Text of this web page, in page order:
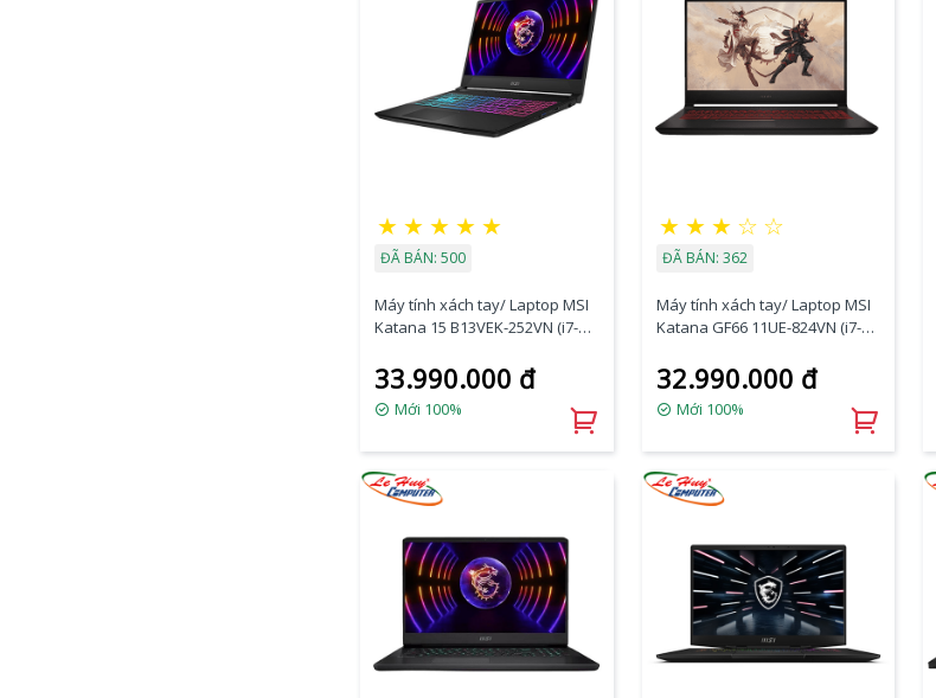
★ ★ ★ ★ ★
ĐÃ BÁN: 500
Máy tính xách tay/ Laptop MSI
Katana 15 B13VEK-252VN (i7-
6GB/15.6 inch FHD/Win 11/Đen)
33.990.000 đ
Mới 100%
★ ★ ★ ☆ ☆
ĐÃ BÁN: 362
Máy tính xách tay/ Laptop MSI
Katana GF66 11UE-824VN (i7-
6GB/15.6 inch FHD/Win 1/Đen)
32.990.000 đ
Mới 100%